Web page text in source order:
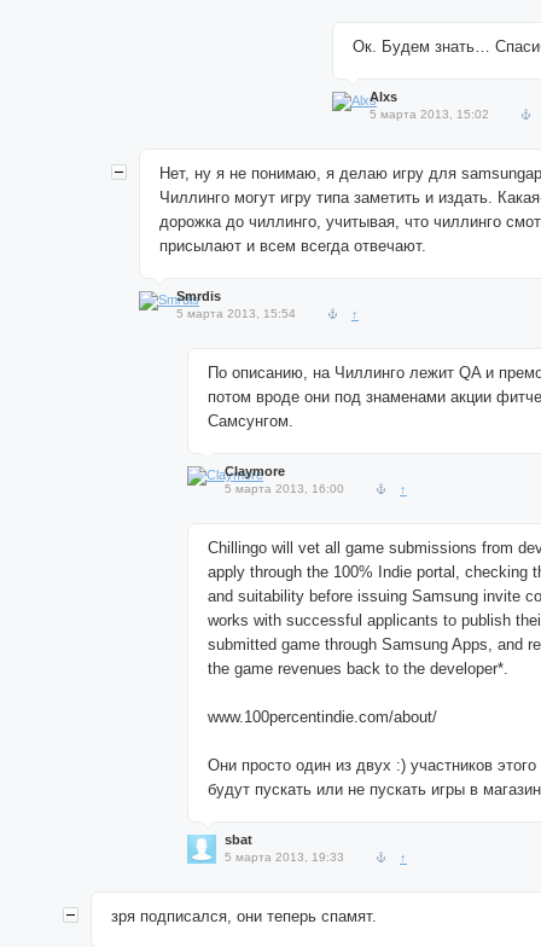
Ок. Будем знать…
Alxs
5 марта 2013, 15:02
Нет, ну я не понимаю, я делаю игру для
Чиллинго могут игру типа заметить и издать.
дорожка до чиллинго, учитывая, что чиллинго
присылают и всем всегда отвечают.
Smrdis
5 марта 2013, 15:54 ↑
По описанию, на Чиллинго лежит QA и
потом вроде они под знаменами акции
Самсунгом.
Claymore
5 марта 2013, 16:00 ↑
Chillingo will vet all game submissions from
apply through the 100% Indie portal, checking
and suitability before issuing Samsung invite
works with successful applicants to publish
submitted game through Samsung Apps, and
the game revenues back to the developer*.
www.100percentindie.com/about/
Они просто один из двух :) участников
будут пускать или не пускать игры в
sbat
5 марта 2013, 19:33 ↑
зря подписался, они теперь спамят.